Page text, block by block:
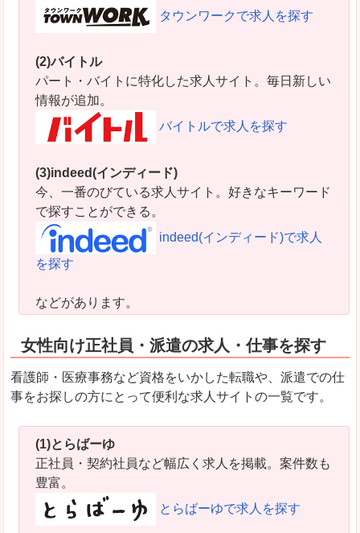
タウンワークで求人を探す
(2)バイトル
パート・バイトに特化した求人サイト。毎日新しい
情報が追加。
バイトルで求人を探す
(3)indeed(インディード)
今、一番のびている求人サイト。好きなキーワード
で探すことができる。
indeed(インディード)で求人
を探す
などがあります。
女性向け正社員・派遣の求人・仕事を探す
看護師・医療事務など資格をいかした転職や、派遣での仕
事をお探しの方にとって便利な求人サイトの一覧です。
(1)とらばーゆ
正社員・契約社員など幅広く求人を掲載。案件数も
豊富。
とらばーゆで求人を探す